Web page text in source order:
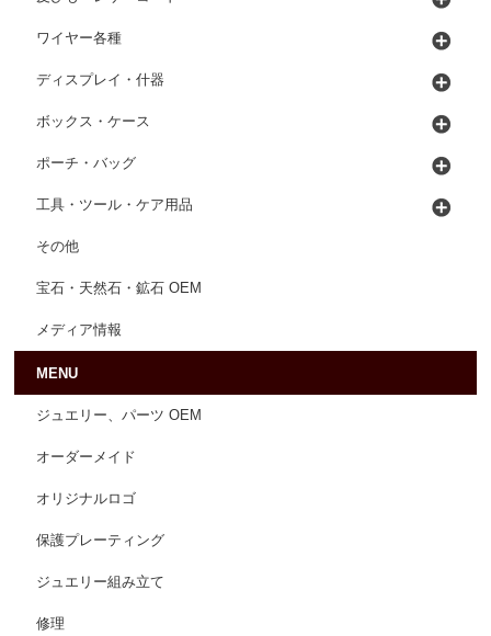
ワイヤー各種
ディスプレイ・什器
ボックス・ケース
ポーチ・バッグ
工具・ツール・ケア用品
その他
宝石・天然石・鉱石 OEM
メディア情報
MENU
ジュエリー、パーツ OEM
オーダーメイド
オリジナルロゴ
保護プレーティング
ジュエリー組み立て
修理